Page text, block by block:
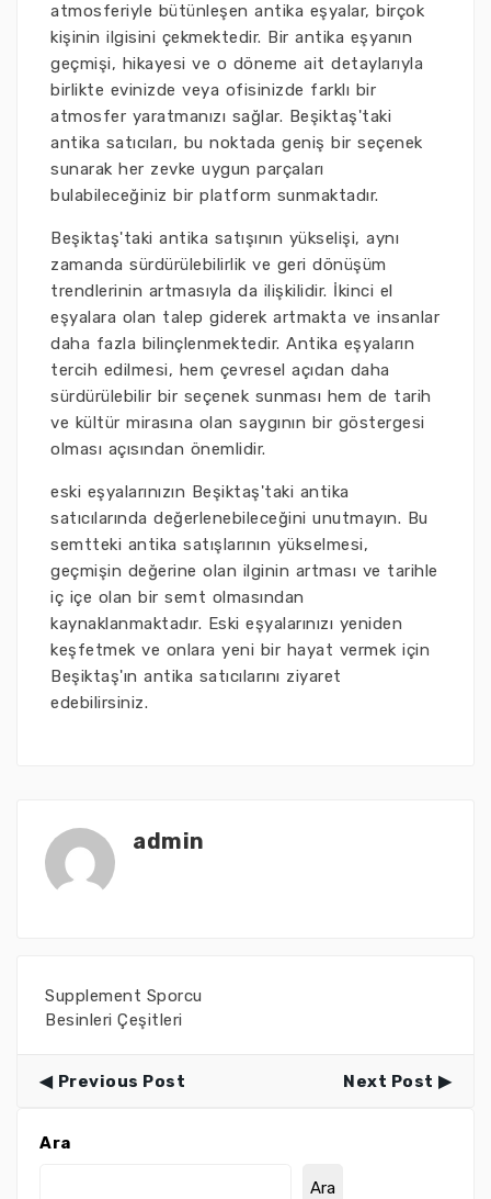
atmosferiyle bütünleşen antika eşyalar, birçok
kişinin ilgisini çekmektedir. Bir antika eşyanın
geçmişi, hikayesi ve o döneme ait detaylarıyla
birlikte evinizde veya ofisinizde farklı bir
atmosfer yaratmanızı sağlar. Beşiktaş'taki
antika satıcıları, bu noktada geniş bir seçenek
sunarak her zevke uygun parçaları
bulabileceğiniz bir platform sunmaktadır.
Beşiktaş'taki antika satışının yükselişi, aynı
zamanda sürdürülebilirlik ve geri dönüşüm
trendlerinin artmasıyla da ilişkilidir. İkinci el
eşyalara olan talep giderek artmakta ve insanlar
daha fazla bilinçlenmektedir. Antika eşyaların
tercih edilmesi, hem çevresel açıdan daha
sürdürülebilir bir seçenek sunması hem de tarih
ve kültür mirasına olan saygının bir göstergesi
olması açısından önemlidir.
eski eşyalarınızın Beşiktaş'taki antika
satıcılarında değerlenebileceğini unutmayın. Bu
semtteki antika satışlarının yükselmesi,
geçmişin değerine olan ilginin artması ve tarihle
iç içe olan bir semt olmasından
kaynaklanmaktadır. Eski eşyalarınızı yeniden
keşfetmek ve onlara yeni bir hayat vermek için
Beşiktaş'ın antika satıcılarını ziyaret
edebilirsiniz.
admin
Supplement Sporcu
Besinleri Çeşitleri
Previous Post Next Post
Ara
Ara